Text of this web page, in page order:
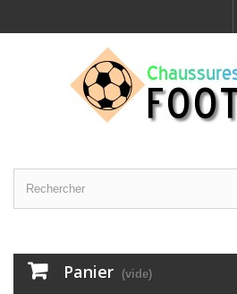
Panier (vide)